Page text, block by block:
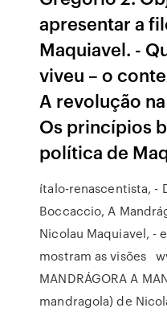
apresentar a
Maquiavel. -
viveu – o
A revolução
Os princípios
política de
ítalo-renascentista, -
Boccaccio, A
Nicolau Maquiavel, -
mostram as visões
MANDRÁGORA A
mandragola) de